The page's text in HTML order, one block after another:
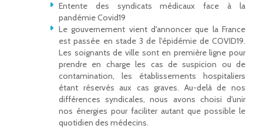
Entente des syndicats médicaux face à la
pandémie Covid19
Le gouvernement vient d'annoncer que la France
est passée en stade 3 de l'épidémie de COVID19.
Les soignants de ville sont en première ligne pour
prendre en charge les cas de suspicion ou de
contamination, les établissements hospitaliers
étant réservés aux cas graves. Au-delà de nos
différences syndicales, nous avons choisi d'unir
nos énergies pour faciliter autant que possible le
quotidien des médecins.